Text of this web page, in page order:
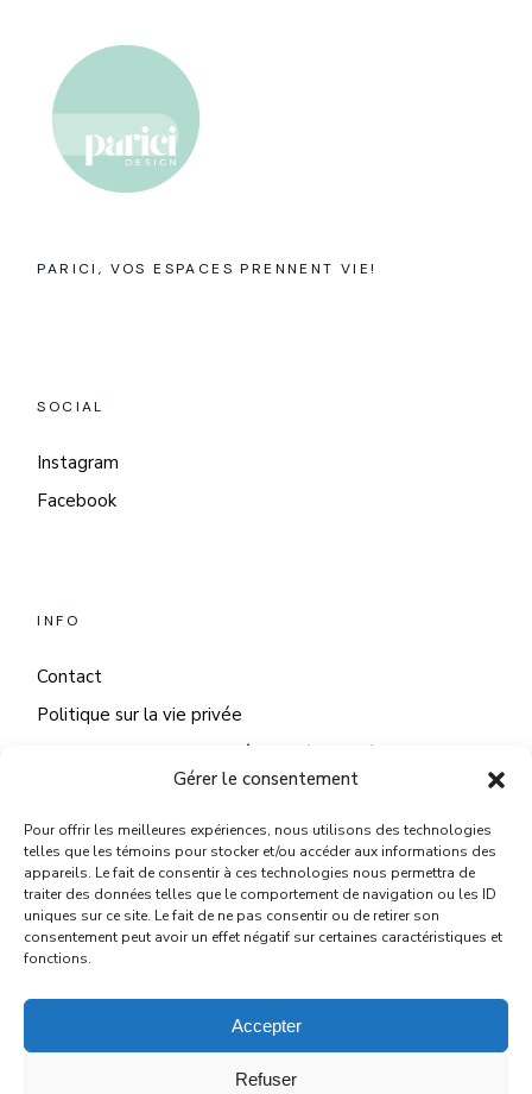
Gérer le consentement
Pour offrir les meilleures expériences, nous utilisons des technologies
telles que les témoins pour stocker et/ou accéder aux informations des
appareils. Le fait de consentir à ces technologies nous permettra de
traiter des données telles que le comportement de navigation ou les ID
uniques sur ce site. Le fait de ne pas consentir ou de retirer son
consentement peut avoir un effet négatif sur certaines caractéristiques et
fonctions.
Accepter
Refuser
PARICI, VOS ESPACES PRENNENT VIE!
SOCIAL
Instagram
Facebook
INFO
Contact
Politique sur la vie privée
Politique sur les fichiers témoins (cookies)
NOUS JOINDRE
2293 Av. Chauveau suite 200, Québec, QC G2C 0G7
418 655 4122
patricia@paricidesign.com